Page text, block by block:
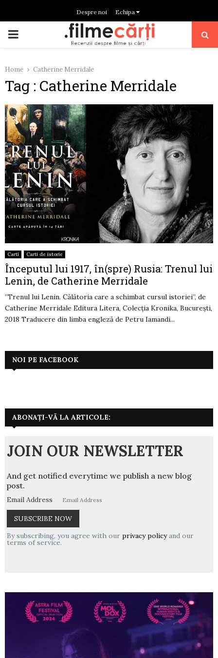
Despre noi Echipa
PRIMARY
Home Catherine Merridale
Tag : Catherine Merridale
Carti Carti de istorie
Începutul lui 1917, în(spre) Rusia: Trenul lui
Lenin, de Catherine Merridale
”Trenul lui Lenin. Călătoria care a schimbat cursul istoriei”, de
Catherine Merridale Editura Litera, Colecția Kronika, București,
2018 Traducere din limba engleză de Petru Iamandi...
NOI PE FACEBOOK
ABONAȚI-VĂ LA ARTICOLE:
JOIN OUR NEWSLETTER
And get notified everytime we publish a new blog
post.
Email Address
By subscribing, you agree with our privacy policyand our
terms of service.